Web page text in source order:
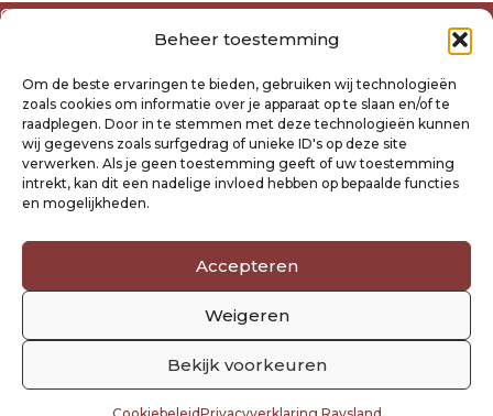
Beheer toestemming
Om de beste ervaringen te bieden, gebruiken wij technologieën
zoals cookies om informatie over je apparaat op te slaan en/of te
raadplegen. Door in te stemmen met deze technologieën kunnen
wij gegevens zoals surfgedrag of unieke ID's op deze site
verwerken. Als je geen toestemming geeft of uw toestemming
intrekt, kan dit een nadelige invloed hebben op bepaalde functies
en mogelijkheden.
Accepteren
Weigeren
Bekijk voorkeuren
Over ons
Algemene voorwaarden
Privacyverklaring Raysland
Cookiebeleid
Mijn account
Klantenservice
Verzending- en retourbeleid
Volg ons